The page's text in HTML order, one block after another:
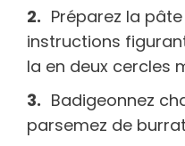
Préparez la
instructions
la en deux cercles
Badigeonnez
parsemez de